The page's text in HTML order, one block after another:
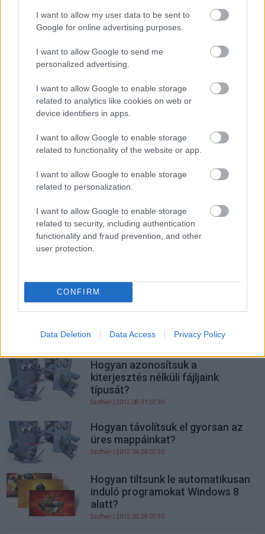
I want to allow my user data to be sent to
Google for online advertising purposes.
I want to allow Google to send me
personalized advertising.
I want to allow Google to enable storage
related to analytics like cookies on web or
device identifiers in apps.
I want to allow Google to enable storage
related to functionality of the website or app.
I want to allow Google to enable storage
related to personalization.
I want to allow Google to enable storage
related to security, including authentication
functionality and fraud prevention, and other
user protection.
CONFIRM
Data Deletion Data Access Privacy Policy
Last minute kütyüvásárt rendez a
GearBest
Majdnem gamer: Acer Aspire E5-
575G
Hardver
készíthet a Yahoo
Kultúra| 2014.04.07 11:00
Kerékpártól a traktorig - minden
volt Tokióban
Hogyan válasszunk jó táblagépet,
ha elég a vacakokból?
Mobil
Hogyan böngésszünk háttereket
Szoftver| 2013.01.24 07:30
Hogyan azonosítsuk a
kiterjesztés nélküli fájljaink
típusát?
Szoftver | 2012.08.31 07:30
Hogyan távolítsuk el gyorsan az
üres mappáinkat?
Szoftver | 2012.06.06 07:30
Hogyan tiltsunk le automatikusan
induló programokat Windows 8
alatt?
Szoftver | 2012.03.28 07:30